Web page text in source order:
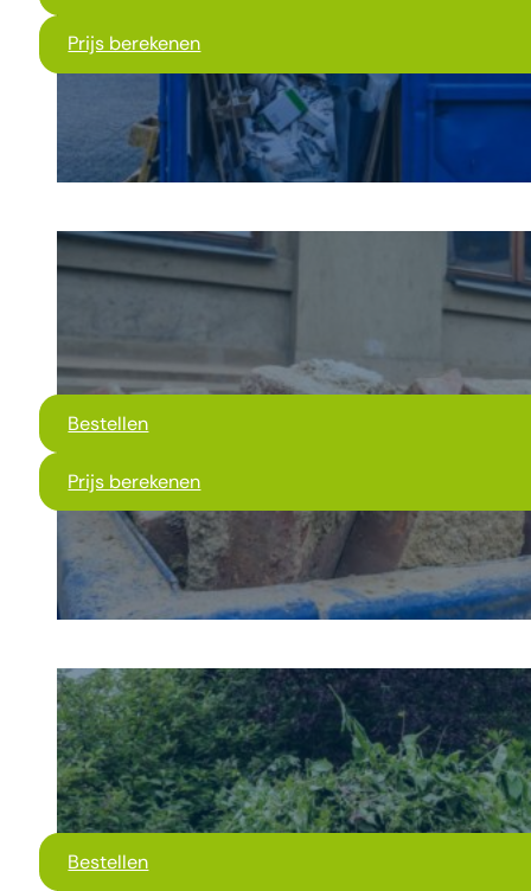
Prijs berekenen
Bestellen
Prijs berekenen
Bestellen